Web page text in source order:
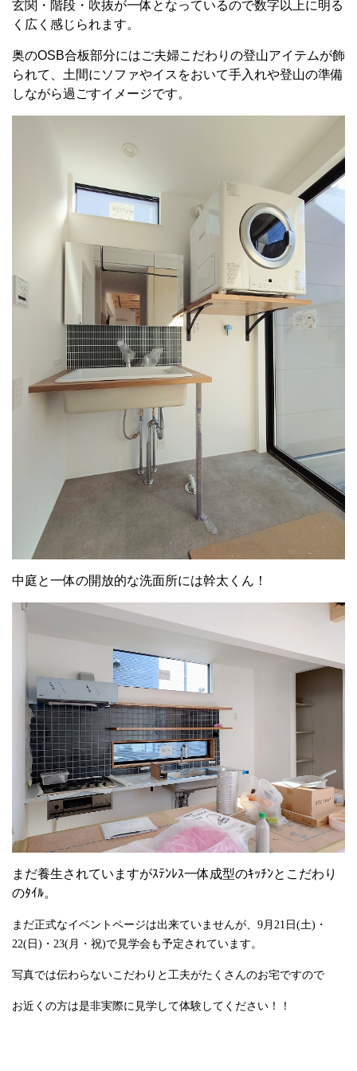
玄関・階段・吹抜が一体となっているので数字以上に明る
く広く感じられます。
奥のOSB合板部分にはご夫婦こだわりの登山アイテムが飾
られて、土間にソファやイスをおいて手入れや登山の準備
しながら過ごすイメージです。
中庭と一体の開放的な洗面所には幹太くん！
まだ養生されていますがｽﾃﾝﾚｽ一体成型のｷｯﾁﾝとこだわり
のﾀｲﾙ。
まだ正式なイベントページは出来ていませんが、9月 21 日 (土) ・
22( 日 ) ・ 23( 月・祝)で見学会も予定されています。
写真では伝わらないこだわりと工夫がたくさんのお宅ですので
お近くの方は是非実際に見学して体験してください！！